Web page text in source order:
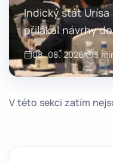
Indický stát
přilákal návrhy
zpracování za 43
mají podle úřadů
pracovních míst.
08. 08. 2026· 3
V této sekci zatím